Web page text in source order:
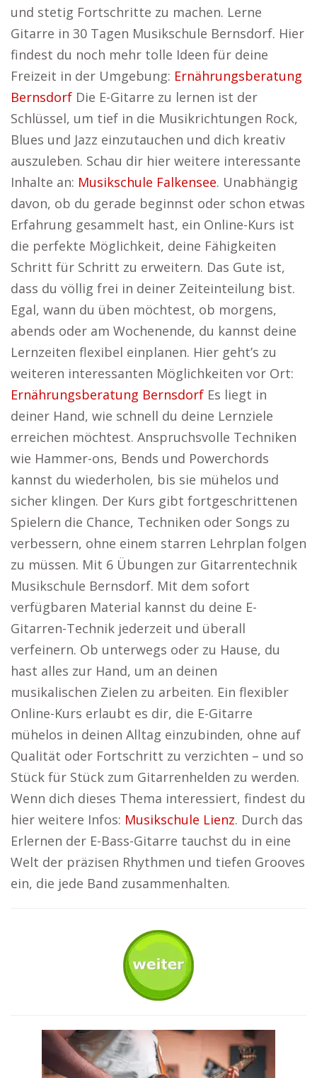
und stetig Fortschritte zu machen. Lerne
Gitarre in 30 Tagen Musikschule Bernsdorf. Hier
findest du noch mehr tolle Ideen für deine
Freizeit in der Umgebung: Ernährungsberatung
Bernsdorf Die E-Gitarre zu lernen ist der
Schlüssel, um tief in die Musikrichtungen Rock,
Blues und Jazz einzutauchen und dich kreativ
auszuleben. Schau dir hier weitere interessante
Inhalte an: Musikschule Falkensee. Unabhängig
davon, ob du gerade beginnst oder schon etwas
Erfahrung gesammelt hast, ein Online-Kurs ist
die perfekte Möglichkeit, deine Fähigkeiten
Schritt für Schritt zu erweitern. Das Gute ist,
dass du völlig frei in deiner Zeiteinteilung bist.
Egal, wann du üben möchtest, ob morgens,
abends oder am Wochenende, du kannst deine
Lernzeiten flexibel einplanen. Hier geht’s zu
weiteren interessanten Möglichkeiten vor Ort:
Ernährungsberatung Bernsdorf Es liegt in
deiner Hand, wie schnell du deine Lernziele
erreichen möchtest. Anspruchsvolle Techniken
wie Hammer-ons, Bends und Powerchords
kannst du wiederholen, bis sie mühelos und
sicher klingen. Der Kurs gibt fortgeschrittenen
Spielern die Chance, Techniken oder Songs zu
verbessern, ohne einem starren Lehrplan folgen
zu müssen. Mit 6 Übungen zur Gitarrentechnik
Musikschule Bernsdorf. Mit dem sofort
verfügbaren Material kannst du deine E-
Gitarren-Technik jederzeit und überall
verfeinern. Ob unterwegs oder zu Hause, du
hast alles zur Hand, um an deinen
musikalischen Zielen zu arbeiten. Ein flexibler
Online-Kurs erlaubt es dir, die E-Gitarre
mühelos in deinen Alltag einzubinden, ohne auf
Qualität oder Fortschritt zu verzichten – und so
Stück für Stück zum Gitarrenhelden zu werden.
Wenn dich dieses Thema interessiert, findest du
hier weitere Infos: Musikschule Lienz. Durch das
Erlernen der E-Bass-Gitarre tauchst du in eine
Welt der präzisen Rhythmen und tiefen Grooves
ein, die jede Band zusammenhalten.